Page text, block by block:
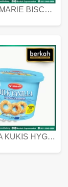
REGAL MARIE BISCUIT KALENG 550 GRAM
KOKOLA KUKIS HYGIENIC MILK VANILLA PACK 320 GR